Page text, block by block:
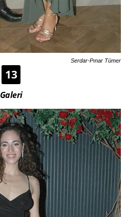
Serdar-Pınar Tümer
13
Galeri